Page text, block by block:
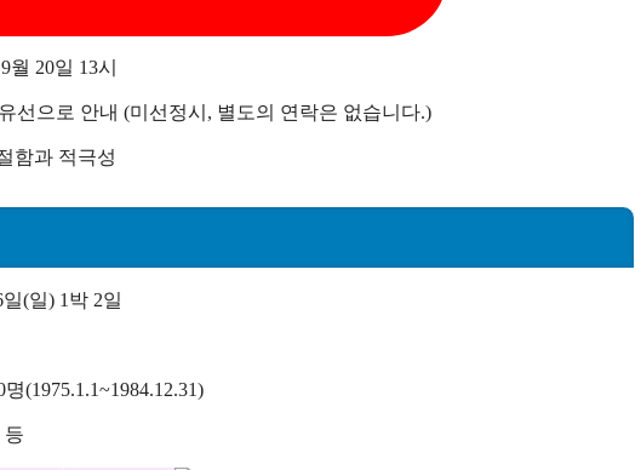
월 20일 13시
선으로 안내 (미선정시, 별도의 연락은 없습니다.)
함과 적극성
(일) 1박 2일
(1975.1.1~1984.12.31)
등